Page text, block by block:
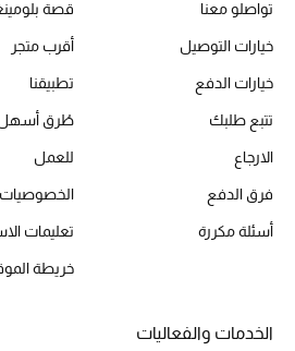
تواصلو معنا
خيارات التوصيل
خيارات الدفع
تتبع طلبك
الارجاع
فرق الدفع
أسئلة مكررة
قصة
أقرب متجر
تطبيقنا
طُرق أسهل
للعمل
الخصوصيات
تعليمات
خريطة
الخدمات والفعاليات